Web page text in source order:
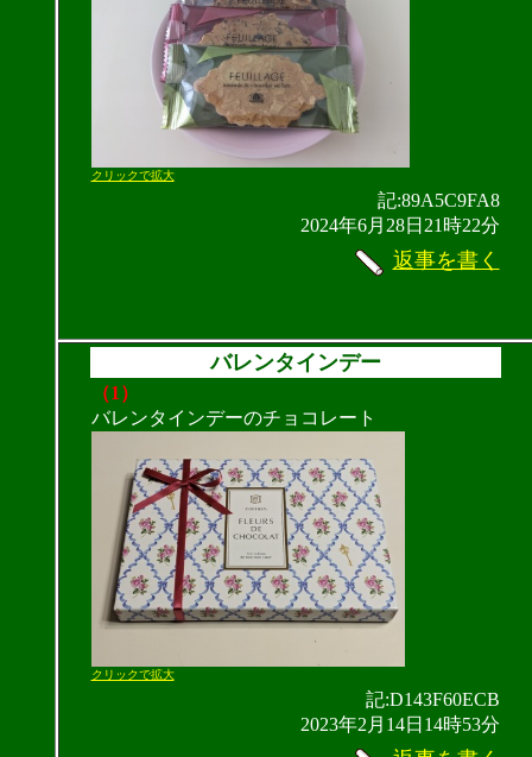
クリックで拡大
記:89A5C9FA8
2024年6月28日21時22分
返事を書く
バレンタインデー
（1）
バレンタインデーのチョコレート
クリックで拡大
記:D143F60ECB
2023年2月14日14時53分